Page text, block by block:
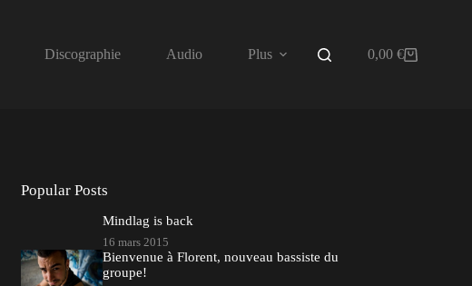
Discographie Audio Plus
Panier
0,00 €
Popular Posts
Mindlag is back
16 mars 2015
Bienvenue à Florent, nouveau bassiste du
groupe!